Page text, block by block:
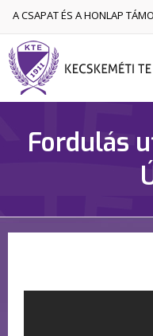
A CSAPAT ÉS A HONLAP
Fordulás